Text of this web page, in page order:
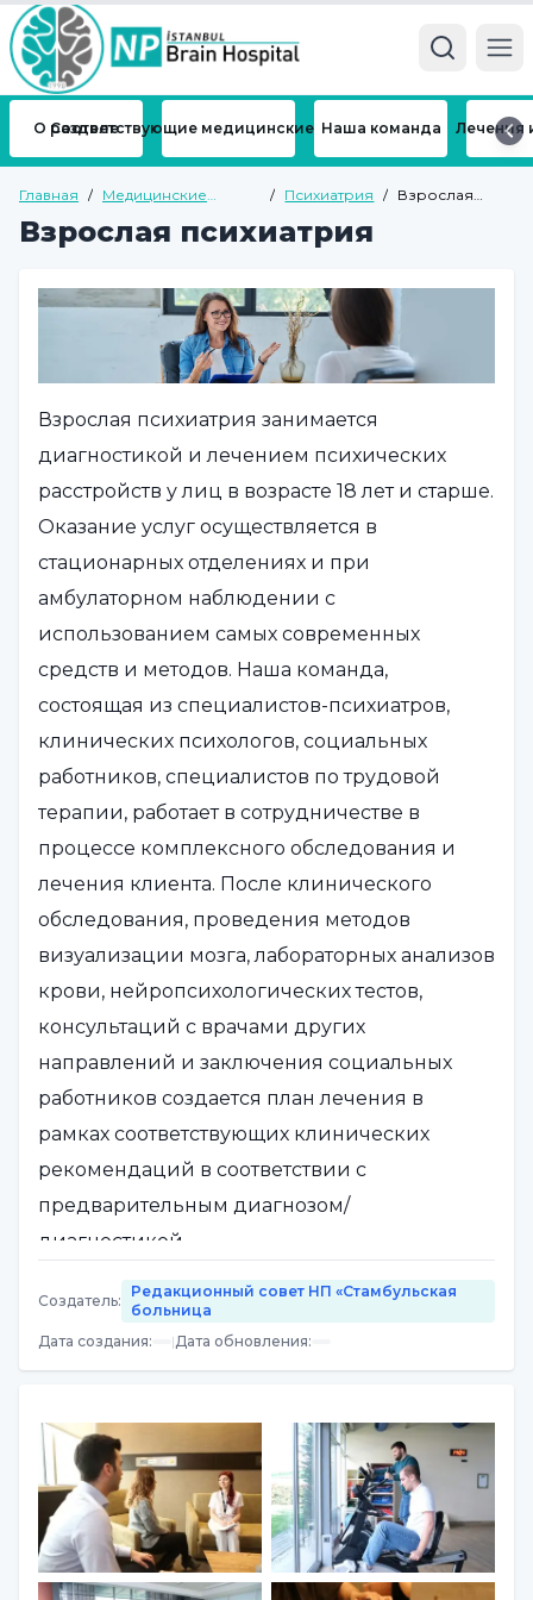
О разделе
Соответствующие медицинские отделения
Наша команда Лечения
Главная / Медицинские
/ Психиатрия / Взрослая
Взрослая психиатрия
Взрослая психиатрия занимается
диагностикой и лечением психических
расстройств у лиц в возрасте 18 лет и старше.
Оказание услуг осуществляется в
стационарных отделениях и при
амбулаторном наблюдении с
использованием самых современных
средств и методов. Наша команда,
состоящая из специалистов-психиатров,
клинических психологов, социальных
работников, специалистов по трудовой
терапии, работает в сотрудничестве в
процессе комплексного обследования и
лечения клиента. После клинического
обследования, проведения методов
визуализации мозга, лабораторных анализов
крови, нейропсихологических тестов,
консультаций с врачами других
направлений и заключения социальных
работников создается план лечения в
рамках соответствующих клинических
рекомендаций в соответствии с
предварительным диагнозом/
диагностикой.
Лечение планируется в амбулаторных
условиях, в дневном стационаре или в
уважения его/ее индивидуальной
автономии и предпочтений. В зависимости
от тех же принципов используются все
возможности лечения, доступные в
современной медицине, с целью
Создатель:
Редакционный совет НП «Стамбульская
больница
Дата создания: |Дата обновления: